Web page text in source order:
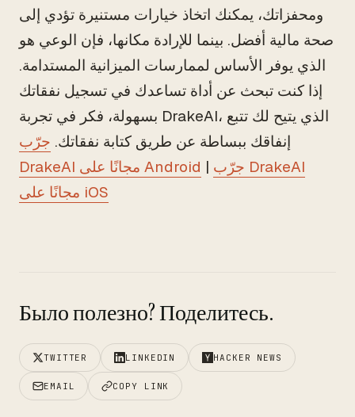
ومحفزاتك، يمكنك اتخاذ خيارات مستنيرة تؤدي إلى
صحة مالية أفضل. بينما للإرادة مكانها، فإن الوعي هو
الذي يوفر الأساس لممارسات الميزانية المستدامة.
إذا كنت تبحث عن أداة تساعدك في تسجيل نفقاتك
بسهولة، فكر في تجربة DrakeAI، الذي يتيح لك تتبع
إنفاقك ببساطة عن طريق كتابة نفقاتك. جرّب
DrakeAI مجانًا على Android | جرّب DrakeAI
مجانًا على iOS
Было полезно? Поделитесь.
TWITTER LINKEDIN HACKER NEWS
EMAIL COPY LINK